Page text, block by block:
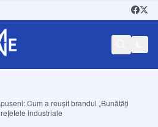
Cum a reușit brandul „Bunătăți
industriale